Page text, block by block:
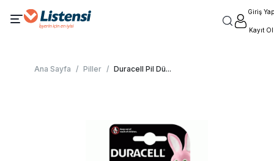
Giriş Yap
Kayıt Ol
Ana Sayfa / Piller / Duracell Pil Dü...